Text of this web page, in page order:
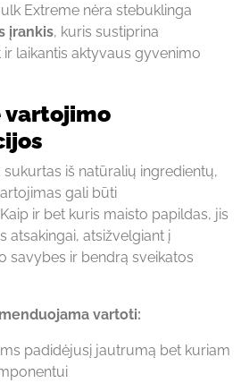
Extreme nėra stebuklinga
įrankis, kuris sustiprina
laikantis aktyvaus gyvenimo
vartojimo
iš natūralių ingredientų,
gali būti
ir bet kuris maisto papildas, jis
atsakingai, atsižvelgiant į
savybes ir bendrą sveikatos
vartoti:
padidėjusį jautrumą bet kuriam